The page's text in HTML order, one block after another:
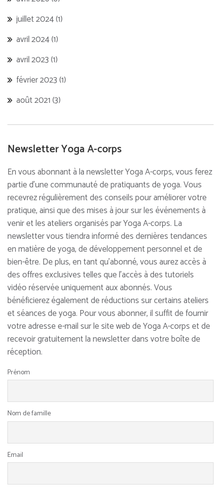
juillet 2024(1)
avril 2024(1)
avril 2023(1)
février 2023(1)
août 2021(3)
Newsletter Yoga A-corps
En vous abonnant à la newsletter Yoga A-corps, vous ferez
partie d'une communauté de pratiquants de yoga. Vous
recevrez régulièrement des conseils pour améliorer votre
pratique, ainsi que des mises à jour sur les événements à
venir et les ateliers organisés par Yoga A-corps. La
newsletter vous tiendra informé des dernières tendances
en matière de yoga, de développement personnel et de
bien-être. De plus, en tant qu'abonné, vous aurez accès à
des offres exclusives telles que l'accès à des tutoriels
vidéo réservée uniquement aux abonnés. Vous
bénéficierez également de réductions sur certains ateliers
et séances de yoga. Pour vous abonner, il suffit de fournir
votre adresse e-mail sur le site web de Yoga A-corps et de
recevoir gratuitement la newsletter dans votre boîte de
réception.
Prénom
Nom de famille
Email